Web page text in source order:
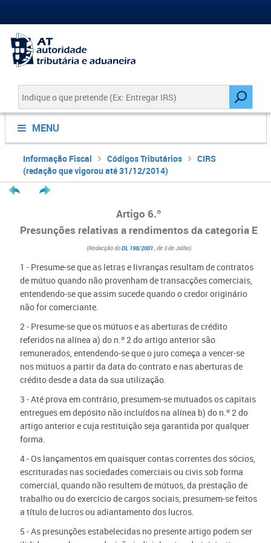
MENU
Informação Fiscal Códigos Tributários
CIRS
(redação que vigorou até 31/12/2014)
Artigo 6.º
Presunções relativas a rendimentos da categoria E
(Redacção doDL 198/2001, de 3 de Julho)
1 - Presume-se que as letras e livranças resultam de contratos
de mútuo quando não provenham de transacções comerciais,
entendendo-se que assim sucede quando o credor originário
não for comerciante.
2 - Presume-se que os mútuos e as aberturas de crédito
referidos na alínea a) do n.º 2 do artigo anterior são
remunerados, entendendo-se que o juro começa a vencer-se
nos mútuos a partir da data do contrato e nas aberturas de
crédito desde a data da sua utilização.
3 - Até prova em contrário, presumem-se mutuados os capitais
entregues em depósito não incluídos na alínea b) do n.º 2 do
artigo anterior e cuja restituição seja garantida por qualquer
forma.
4 - Os lançamentos em quaisquer contas correntes dos sócios,
escrituradas nas sociedades comerciais ou civis sob forma
comercial, quando não resultem de mútuos, da prestação de
trabalho ou do exercício de cargos sociais, presumem-se feitos
a título de lucros ou adiantamento dos lucros.
5 - As presunções estabelecidas no presente artigo podem ser